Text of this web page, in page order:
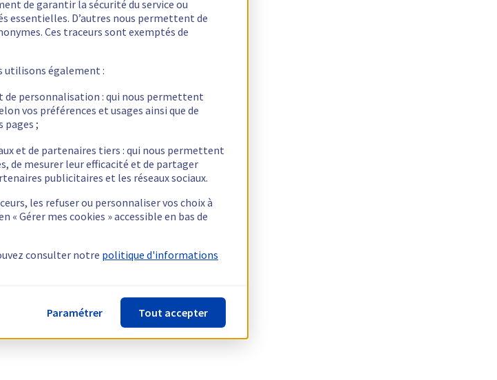
de garantir la sécurité du service ou
essentielles. D’autres nous permettent de
Ces traceurs sont exemptés de
utilisons également :
de personnalisation : qui nous permettent
vos préférences et usages ainsi que de
pages ;
et de partenaires tiers : qui nous permettent
de mesurer leur efficacité et de partager
publicitaires et les réseaux sociaux.
les refuser ou personnaliser vos choix à
Gérer mes cookies » accessible en bas de
consulter notre politique d'informations
Paramétrer Tout accepter